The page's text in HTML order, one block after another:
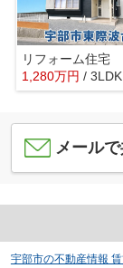
リフォーム住宅
1,280万円 / 3LDK
メール
宇部市の不動産情報